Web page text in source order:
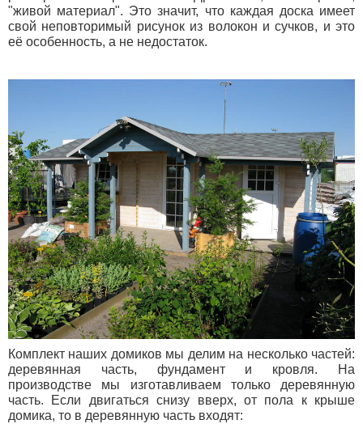
"живой материал". Это значит, что каждая доска имеет
свой неповторимый рисунок из волокон и сучков, и это
её особенность, а не недостаток.
Комплект наших домиков мы делим на несколько частей:
деревянная часть, фундамент и кровля. На
производстве мы изготавливаем только деревянную
часть. Если двигаться снизу вверх, от пола к крыше
домика, то в деревянную часть входят: